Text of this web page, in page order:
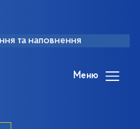
та наповнення
Меню